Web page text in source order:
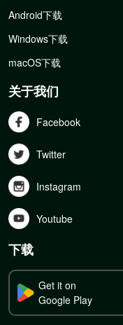
Android下载
Windows下载
macOS下载
关于我们
Facebook
Twitter
Instagram
Youtube
下载
Get it on
Google Play